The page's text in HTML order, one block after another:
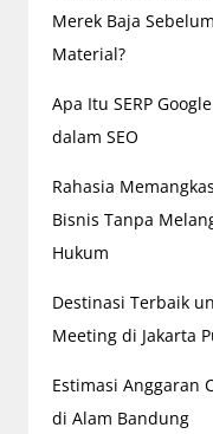
Merek Baja
Material?
Apa Itu SERP
dalam SEO
Rahasia
Bisnis Tanpa
Hukum
Destinasi Terbaik
Meeting di Jakarta
Estimasi Anggaran
di Alam Bandung